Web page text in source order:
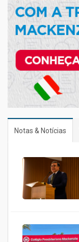
Notas & Notícias